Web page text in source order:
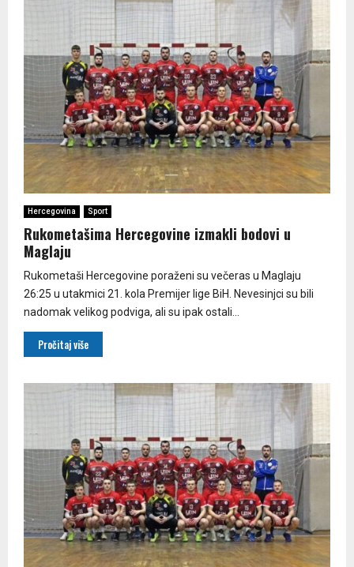
Hercegovina Sport
Rukometašima Hercegovine izmakli bodovi u
Maglaju
Rukometaši Hercegovine poraženi su večeras u Maglaju
26:25 u utakmici 21. kola Premijer lige BiH. Nevesinjci su bili
nadomak velikog podviga, ali su ipak ostali...
Pročitaj više